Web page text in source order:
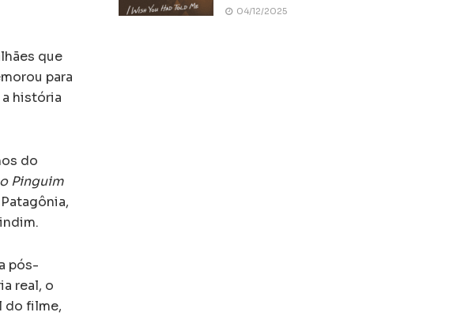
que
para
história
do
Pinguim
pós-
real, o
do filme,
04/12/2025